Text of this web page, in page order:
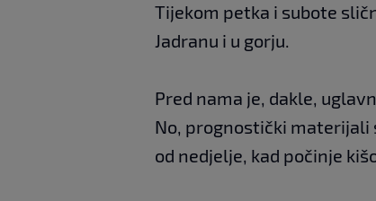
Tijekom petka i subote
Jadranu i u gorju.
Pred nama je, dakle,
No, prognostički materijali
od nedjelje, kad počinje